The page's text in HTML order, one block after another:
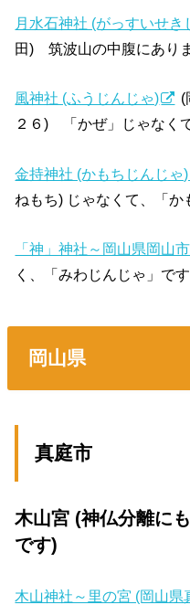
月水石神社 (がっすいせき
田) 筑波山の中腹にありま
風神社 (ふうじんじゃ)
(
２６) 「かぜ」じゃなく
金持神社 (かもちじんじゃ
ねもち) じゃなくて、「か
「神」神社～岡山県岡山市
く、「みわじんじゃ」で
岡山県
真庭市
木山宮 (神仏分離に
です)
木山神社～里の宮 (岡山県